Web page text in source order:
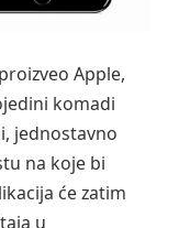
Apple,
komadi
jednostavno
na koje bi
će zatim
u